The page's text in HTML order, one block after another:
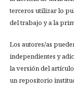
terceros utilizar lo
del trabajo y a la
Los autores/as
independientes y
la versión del
un repositorio